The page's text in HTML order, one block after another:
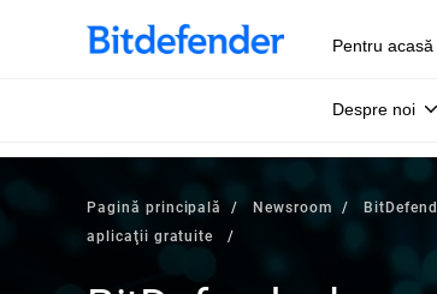
Pentru acasă
Despre noi
Pagină principală Newsroom
aplicaţii gratuite